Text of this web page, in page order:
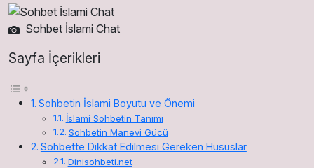
Sohbet İslami Chat
Sayfa İçerikleri
Sohbetin İslami Boyutu ve Önemi
İslami Sohbetin Tanımı
Sohbetin Manevi Gücü
Sohbette Dikkat Edilmesi Gereken Hususlar
Dinisohbeti.net